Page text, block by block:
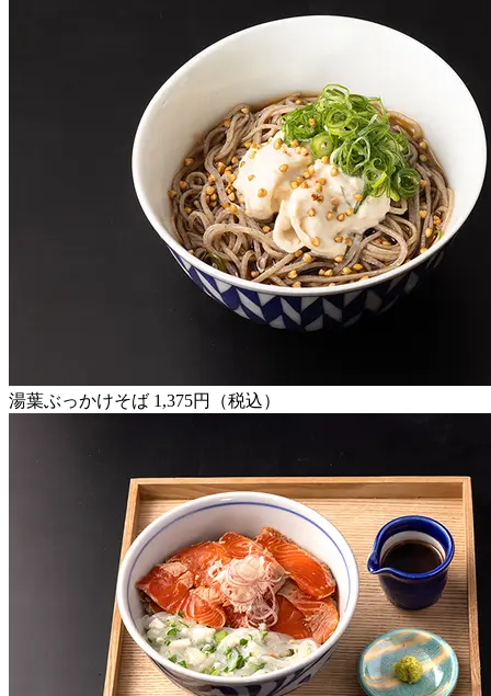
湯葉ぶっかけそば 1,375円（税込）